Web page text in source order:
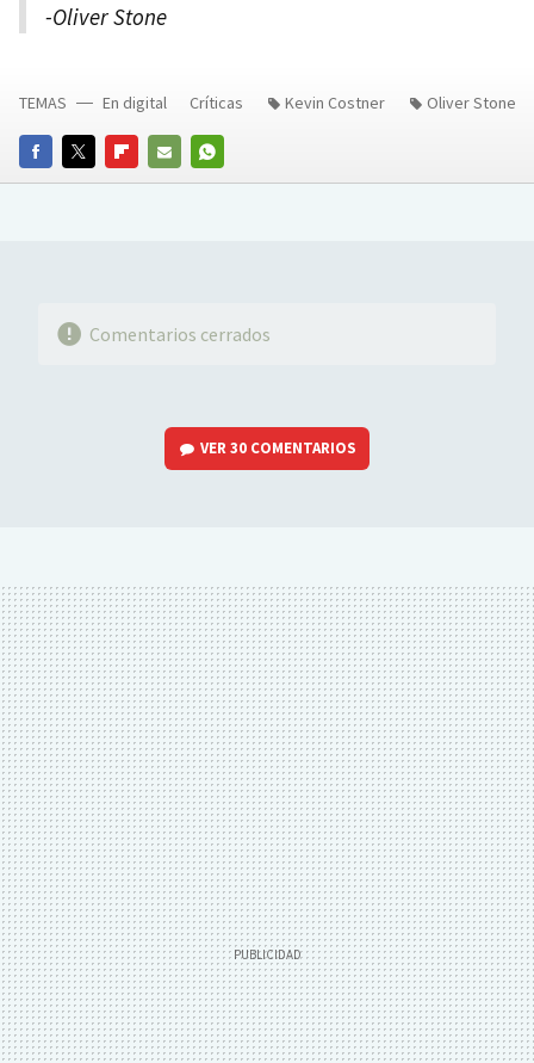
-Oliver Stone
FACEBOOKTWITTERFLIPBOARD
E-
WHATSAPP
TEMAS En digital Críticas Kevin Costner Oliver Stone
Comentarios cerrados
VER30 COMENTARIOS